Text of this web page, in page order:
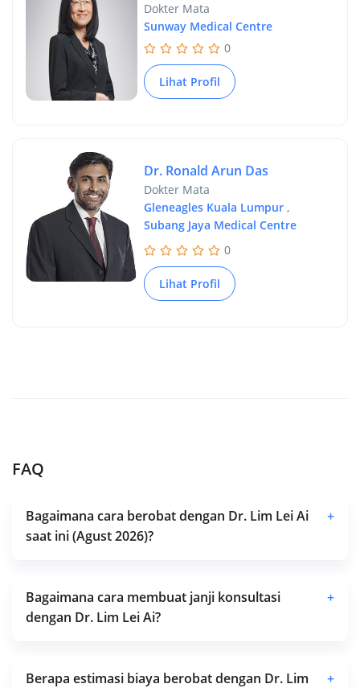
Dokter Mata
Sunway Medical Centre
0
Lihat Profil
Dr. Ronald Arun Das
Dokter Mata
Gleneagles Kuala Lumpur,
Subang Jaya Medical Centre
0
Lihat Profil
FAQ
Bagaimana cara berobat dengan Dr. Lim Lei Ai
saat ini (Agust 2026)?
+
Bagaimana cara membuat janji konsultasi
dengan Dr. Lim Lei Ai?
+
Berapa estimasi biaya berobat dengan Dr. Lim
+